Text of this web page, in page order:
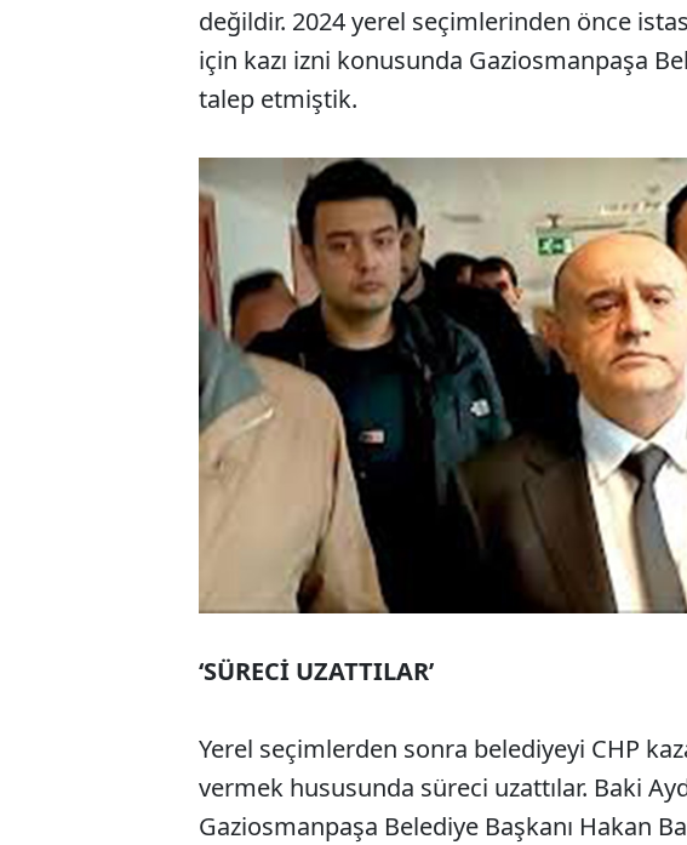
değildir. 2024 yerel seçimlerinden önce
için kazı izni konusunda Gaziosmanpaşa
talep etmiştik.
‘SÜRECİ UZATTILAR’
Yerel seçimlerden sonra belediyeyi CHP
vermek hususunda süreci uzattılar. Baki
Gaziosmanpaşa Belediye Başkanı Hakan